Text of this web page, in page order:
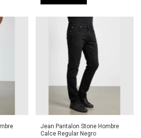
Jean Pantalon Stone Hombre
Calce Regular Negro